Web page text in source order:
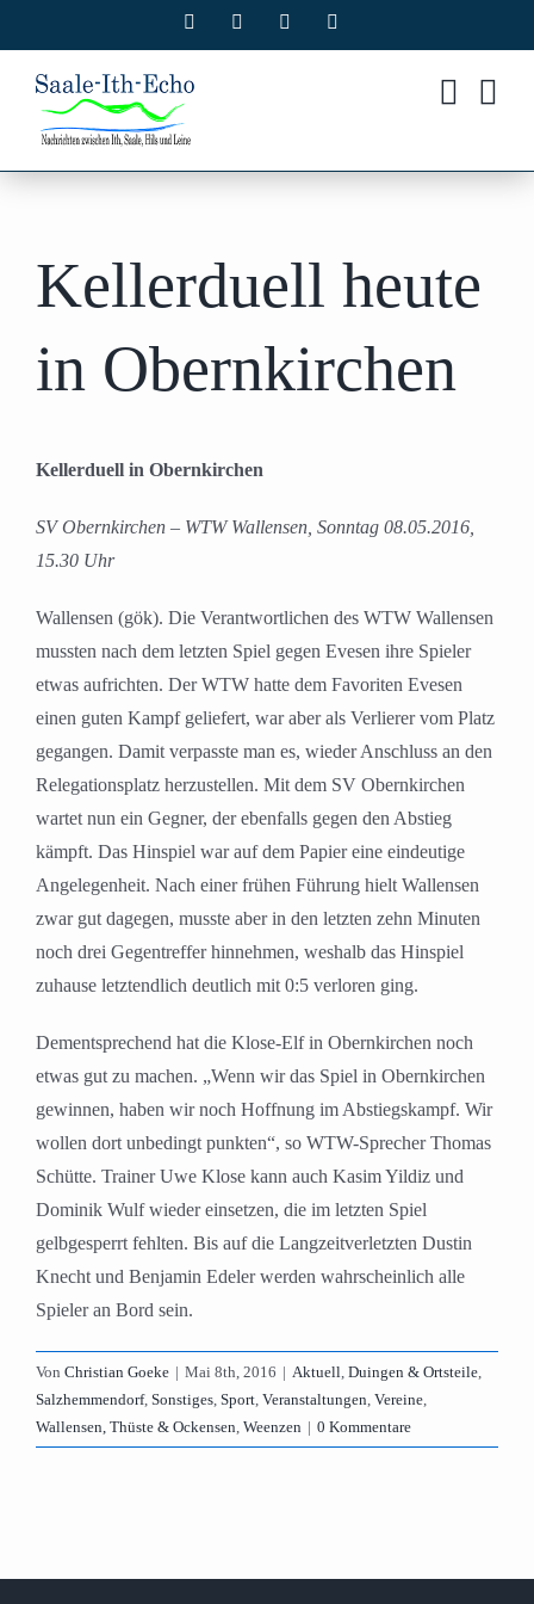
Inhalt
springen
Facebook Instagram
Kellerduell heute
in Obernkirchen
Kellerduell in Obernkirchen
SV Obernkirchen – WTW Wallensen, Sonntag 08.05.2016,
15.30 Uhr
Wallensen (gök). Die Verantwortlichen des WTW Wallensen
mussten nach dem letzten Spiel gegen Evesen ihre Spieler
etwas aufrichten. Der WTW hatte dem Favoriten Evesen
einen guten Kampf geliefert, war aber als Verlierer vom Platz
gegangen. Damit verpasste man es, wieder Anschluss an den
Relegationsplatz herzustellen. Mit dem SV Obernkirchen
wartet nun ein Gegner, der ebenfalls gegen den Abstieg
kämpft. Das Hinspiel war auf dem Papier eine eindeutige
Angelegenheit. Nach einer frühen Führung hielt Wallensen
zwar gut dagegen, musste aber in den letzten zehn Minuten
noch drei Gegentreffer hinnehmen, weshalb das Hinspiel
zuhause letztendlich deutlich mit 0:5 verloren ging.
Dementsprechend hat die Klose-Elf in Obernkirchen noch
etwas gut zu machen. „Wenn wir das Spiel in Obernkirchen
gewinnen, haben wir noch Hoffnung im Abstiegskampf. Wir
wollen dort unbedingt punkten“, so WTW-Sprecher Thomas
Schütte. Trainer Uwe Klose kann auch Kasim Yildiz und
Dominik Wulf wieder einsetzen, die im letzten Spiel
gelbgesperrt fehlten. Bis auf die Langzeitverletzten Dustin
Knecht und Benjamin Edeler werden wahrscheinlich alle
Spieler an Bord sein.
Von Christian Goeke | Mai 8th, 2016 | Aktuell, Duingen & Ortsteile,
Salzhemmendorf, Sonstiges, Sport, Veranstaltungen, Vereine,
Wallensen, Thüste & Ockensen, Weenzen | 0 Kommentare